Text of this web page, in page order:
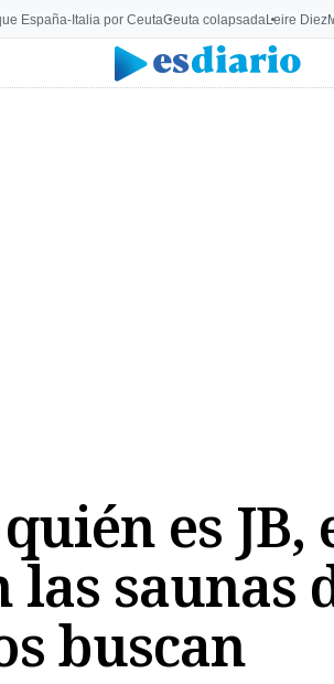
España-Italia por CeutaCeuta colapsadaLeire Diez
es
las saunas
buscan